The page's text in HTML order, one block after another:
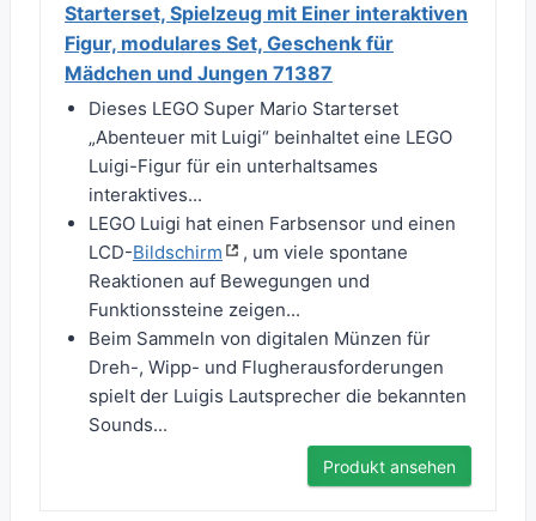
Starterset, Spielzeug mit Einer interaktiven
Figur, modulares Set, Geschenk für
Mädchen und Jungen 71387
Dieses LEGO Super Mario Starterset
„Abenteuer mit Luigi“ beinhaltet eine LEGO
Luigi-Figur für ein unterhaltsames
interaktives...
LEGO Luigi hat einen Farbsensor und einen
LCD-Bildschirm
, um viele spontane
Reaktionen auf Bewegungen und
Funktionssteine zeigen...
Beim Sammeln von digitalen Münzen für
Dreh-, Wipp- und Flugherausforderungen
spielt der Luigis Lautsprecher die bekannten
Sounds...
Produkt ansehen